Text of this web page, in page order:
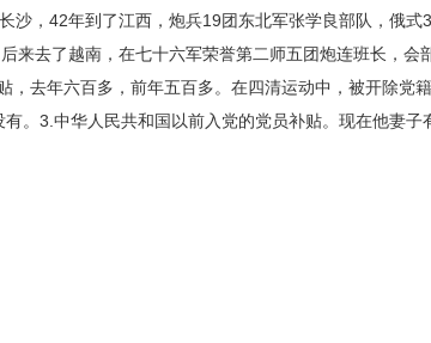
沙，42年到了江西，炮兵19团东北军张学良部队，俄
来去了越南，在七十六军荣誉第二师五团炮连班长，会
，去年六百多，前年五百多。在四清运动中，被开除党
。3.中华人民共和国以前入党的党员补贴。现在他妻子